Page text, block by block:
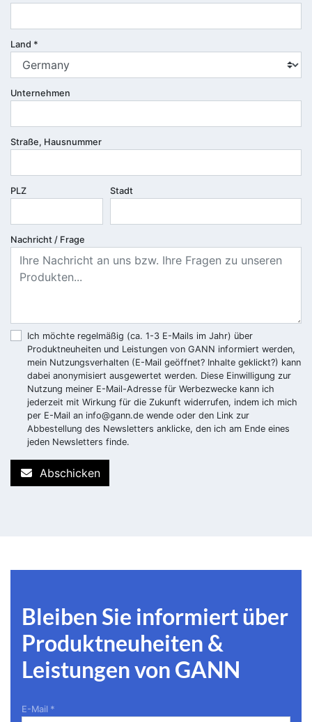
Land *
Unternehmen
Straße, Hausnummer
PLZ Stadt
Nachricht / Frage
Ich möchte regelmäßig (ca. 1-3 E-Mails im Jahr) über
Produktneuheiten und Leistungen von GANN informiert werden,
mein Nutzungsverhalten (E-Mail geöffnet? Inhalte geklickt?) kann
dabei anonymisiert ausgewertet werden. Diese Einwilligung zur
Nutzung meiner E-Mail-Adresse für Werbezwecke kann ich
jederzeit mit Wirkung für die Zukunft widerrufen, indem ich mich
per E-Mail an info@gann.de wende oder den Link zur
Abbestellung des Newsletters anklicke, den ich am Ende eines
jeden Newsletters finde.
Abschicken
Bleiben Sie informiert über
Produktneuheiten &
Leistungen von GANN
E-Mail *